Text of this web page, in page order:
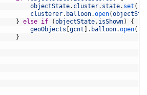
objectState. cluster. state. set (
clusterer. balloon.open(
} else if (objectState. isShown)
{
geoObjects [gcnt ] . balloon.open(
}